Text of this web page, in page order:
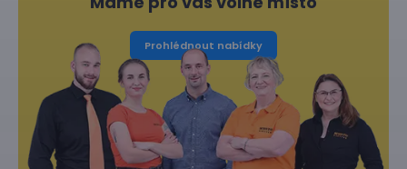
Prohlédnout nabídky